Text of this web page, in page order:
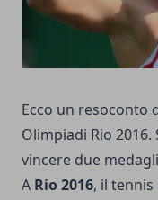
Ecco un resoconto
Olimpiadi Rio
vincere due
A Rio 2016, il